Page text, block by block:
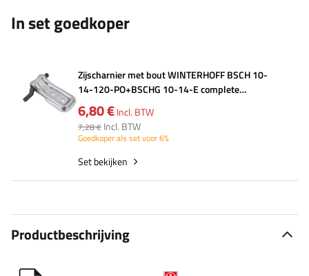
In set goedkoper
Zijscharnier met bout WINTERHOFF BSCH 10-
14-120-PO+BSCHG 10-14-E complete
aanhanger zijmontage
6,80 €Incl. BTW
7,28 € Incl. BTW
Goedkoper als set voor 6%
Set bekijken
Productbeschrijving